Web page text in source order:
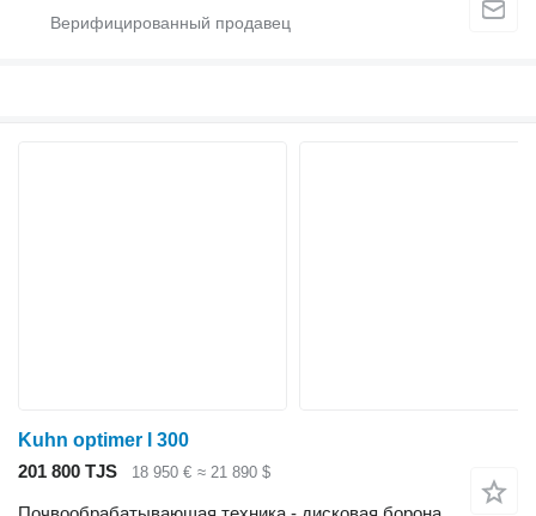
Kuhn optimer l 300
201 800 TJS
18 950 € ≈ 21 890 $